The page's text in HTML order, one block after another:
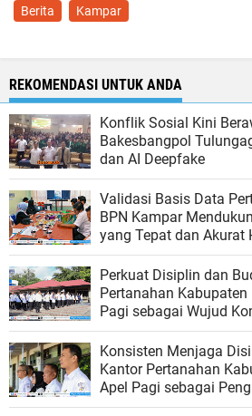
Berita Kampar
REKOMENDASI UNTUK ANDA
Konflik Sosial Kini
Bakesbangpol
dan AI Deepfake
Validasi Basis Data
BPN Kampar
yang Tepat dan Akurat
Perkuat Disiplin dan
Pertanahan Kabupaten
Pagi sebagai Wujud
Kualitas Pelayanan
Konsisten Menjaga
Kantor Pertanahan
Apel Pagi sebagai
Organisasi